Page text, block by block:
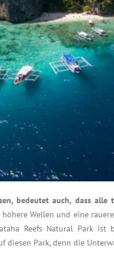
bedeutet auch, dass
Wellen und eine
Reefs Natural Park ist
diesen Park, denn die